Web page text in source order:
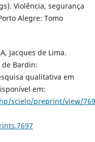
Violência, segurança
Alegre: Tomo
Jacques de Lima.
de Bardin:
qualitativa em
em:
scielo/preprint/view/